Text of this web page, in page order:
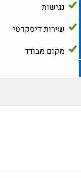
נגישות
שירות דיסקרטי
מקום מבודד